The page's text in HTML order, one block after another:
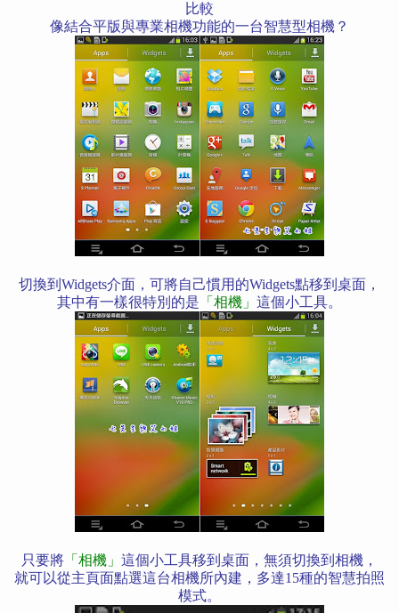
比較
像結合平版與專業相機功能的一台智慧型相機？
切換到Widgets介面，可將自己慣用的Widgets點移到桌面，
其中有一樣很特別的是 「相機」 這個小工具。
只要將 「相機」 這個小工具移到桌面，無須切換到相機，
就可以從主頁面點選這台相機所內建，多達15種的智慧拍照
模式。